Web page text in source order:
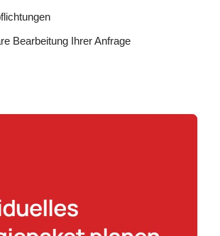
Bearbeitung Ihrer Anfrage